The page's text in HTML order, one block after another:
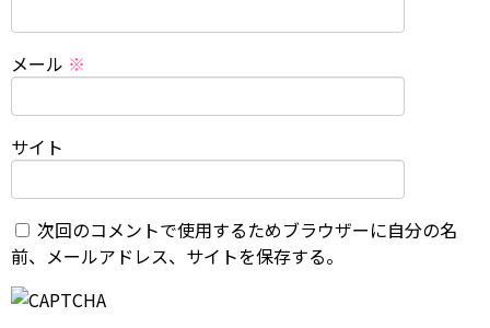
メール ※
サイト
次回のコメントで使用するためブラウザーに自分の名
前、メールアドレス、サイトを保存する。